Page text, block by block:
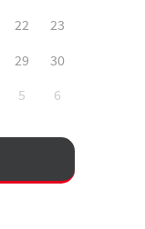
22
23
29
30
5 6